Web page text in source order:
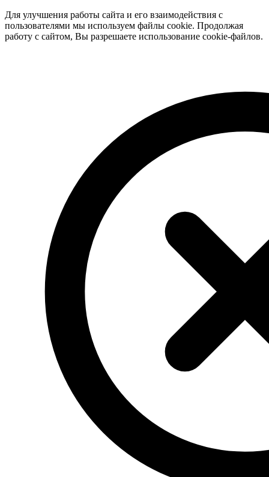
Для улучшения работы сайта и его взаимодействия с
пользователями мы используем файлы cookie. Продолжая
работу с сайтом, Вы разрешаете использование cookie-файлов.